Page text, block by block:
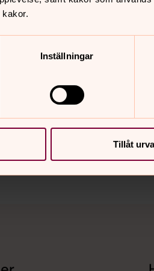
Inställningar
Tillåt